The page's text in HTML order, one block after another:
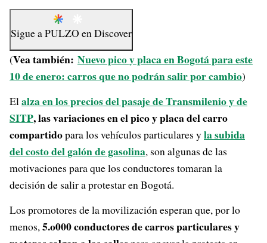
Sigue aPULZO enDiscover
(Vea también: Nuevo pico y placa en Bogotá para este
10 de enero: carros que no podrán salir por cambio)
Elalza en los precios del pasaje de Transmilenio y de
SITP, las variaciones en el pico y placa del carro
compartidopara los vehículos particulares yla subida
del costo del galón de gasolina, son algunas de las
motivaciones para que los conductores tomaran la
decisión de salir a protestar en Bogotá.
Los promotores de la movilización esperan que, por lo
menos,5.o000 conductores de carros particulares y